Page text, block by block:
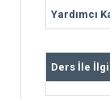
Yardımcı
Ders İle